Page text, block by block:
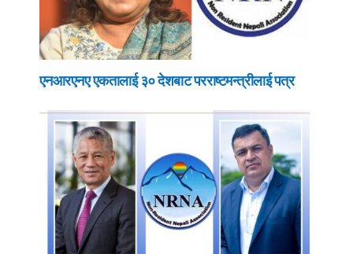
एनआरएनए एकतालाई ३० देशबाट परराष्टमन्त्रीलाई पत्र